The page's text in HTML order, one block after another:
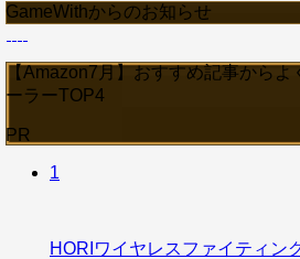
GameWithからのお知らせ
【Amazon7月】おすすめ記事から
ーラーTOP4
PR
1
HORIワイヤレスファイティン